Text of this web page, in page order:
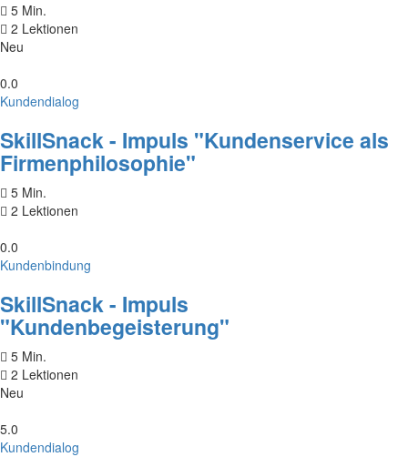
5 Min.
2 Lektionen
Neu
0.0
Kundendialog
SkillSnack - Impuls "Kundenservice als
Firmenphilosophie"
5 Min.
2 Lektionen
0.0
Kundenbindung
SkillSnack - Impuls
"Kundenbegeisterung"
5 Min.
2 Lektionen
Neu
5.0
Kundendialog